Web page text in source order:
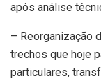
após análise
– Reorganização
trechos que hoje
particulares,